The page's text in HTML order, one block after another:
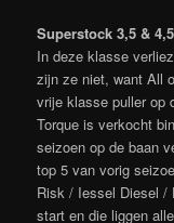
Superstock 3,5 &
In deze klasse
zijn ze niet, want All
vrije klasse puller op
Torque is verkocht
seizoen op de baan
top 5 van vorig
Risk / Iessel Diesel /
start en die liggen